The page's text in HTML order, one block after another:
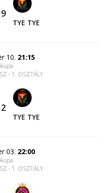
9
TYE TYE
10. 21:15
- 1. OSZTÁLY
2
TYE TYE
03. 22:00
- 1. OSZTÁLY